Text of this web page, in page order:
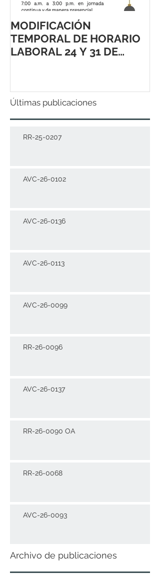
MODIFICACIÓN
TEMPORAL DE HORARIO
LABORAL 24 Y 31 DE
Últimas publicaciones
RR-25-0207
AVC-26-0102
AVC-26-0136
AVC-26-0113
AVC-26-0099
RR-26-0096
AVC-26-0137
RR-26-0090 OA
RR-26-0068
AVC-26-0093
Archivo de publicaciones